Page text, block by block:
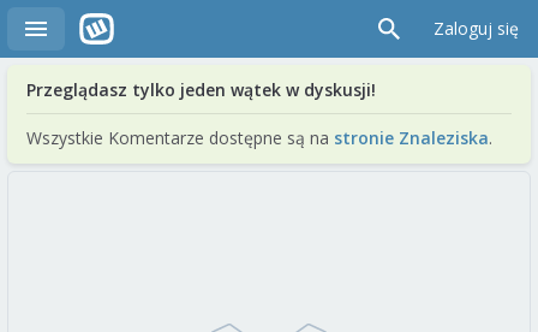
Zaloguj się
Przeglądasz tylko jeden wątek w dyskusji!
Wszystkie Komentarze dostępne są na stronie Znaleziska.